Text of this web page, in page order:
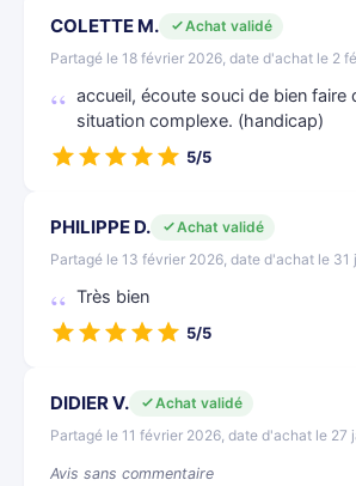
COLETTE M.
Achat validé
Partagé le 18 février 2026, date d'achat le 2
accueil, écoute souci de bien faire
situation complexe. (handicap)
5/5
PHILIPPE D.
Achat validé
Partagé le 13 février 2026, date d'achat le 31
Très bien
5/5
DIDIER V.
Achat validé
Partagé le 11 février 2026, date d'achat le 27
Avis sans commentaire